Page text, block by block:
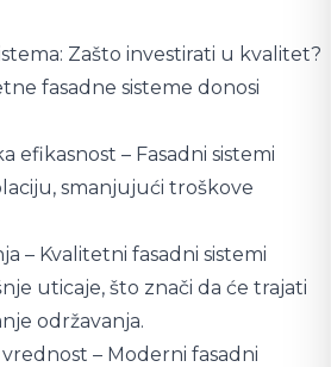
Zašto investirati u kvalitet?
fasadne sisteme donosi
efikasnost – Fasadni sistemi
smanjujući troškove
– Kvalitetni fasadni sistemi
uticaje, što znači da će trajati
održavanja.
– Moderni fasadni